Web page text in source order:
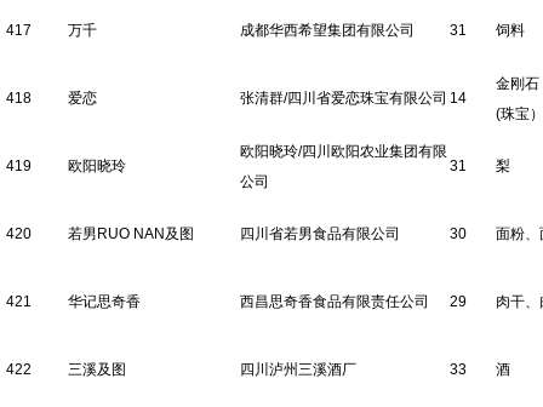
417 万千 成都华西希望集团有限公司 31 饲料
418 爱恋 张清群/四川省爱恋珠宝有限公司 14
金刚石
(珠宝）
419 欧阳晓玲
欧阳晓玲/四川欧阳农业集团有限
公司
31 梨
420 若男RUO NAN及图 四川省若男食品有限公司 30 面粉、
421 华记思奇香 西昌思奇香食品有限责任公司 29 肉干、
422 三溪及图 四川泸州三溪酒厂 33 酒